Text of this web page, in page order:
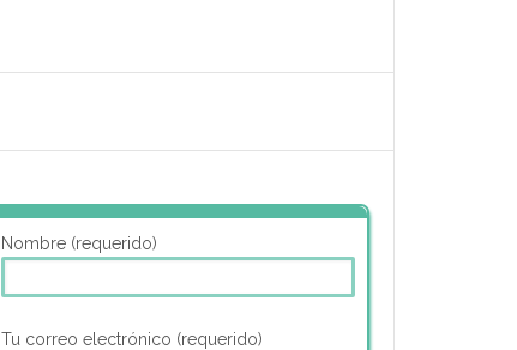
Nombre (requerido)
Tu correo electrónico (requerido)